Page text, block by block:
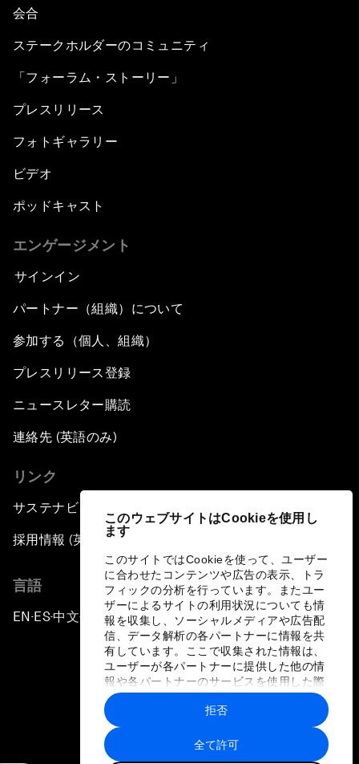
このウェブサイトはCookieを使用し
ます
このサイトではCookieを使って、ユーザー
に合わせたコンテンツや広告の表示、トラ
フィックの分析を行っています。またユー
ザーによるサイトの利用状況についても情
報を収集し、ソーシャルメディアや広告配
信、データ解析の各パートナーに情報を共
有しています。ここで収集された情報は、
ユーザーが各パートナーに提供した他の情
報や各パートナーのサービスを使用した際
に収集された情報と組み合わされ、各パー
トナーによって使用されることがありま
す。
全て許可
拒否
会合
ステークホルダーのコミュニティ
「フォーラム・ストーリー」
プレスリリース
フォトギャラリー
ビデオ
ポッドキャスト
エンゲージメント
サインイン
パートナー（組織）について
参加する（個人、組織）
プレスリリース登録
ニュースレター購読
連絡先 (英語のみ)
リンク
サステナビリティへの取り組み
採用情報 (英語のみ)
言語
EN ▪ES▪中文▪ 日本語
プライバシーポリシーと利用規約
サイトマップ